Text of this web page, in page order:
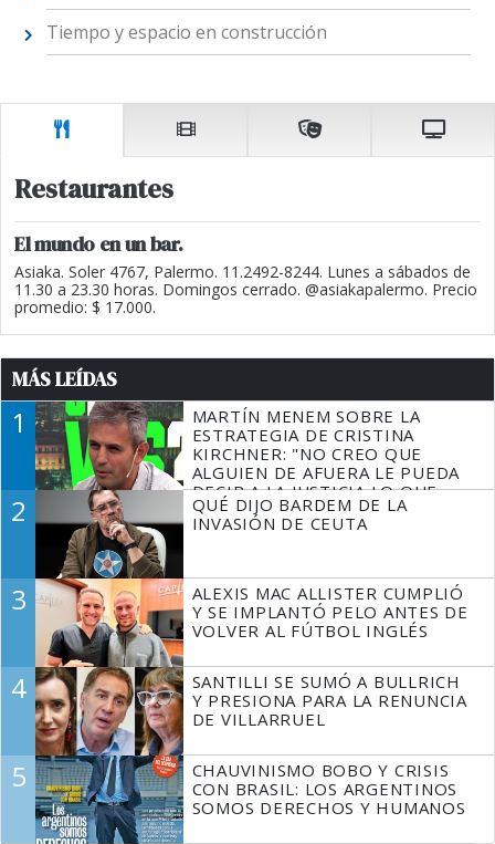
Tiempo y espacio en construcción
Restaurantes
El mundo en un bar.
Asiaka. Soler 4767, Palermo. 11.2492-8244. Lunes a sábados de
11.30 a 23.30 horas. Domingos cerrado. @asiakapalermo. Precio
promedio: $ 17.000.
MÁS LEÍDAS
1
MARTÍN MENEM SOBRE LA
ESTRATEGIA DE CRISTINA
KIRCHNER: "NO CREO QUE
ALGUIEN DE AFUERA LE PUEDA
DECIR A LA JUSTICIA LO QUE
TIENE QUE HACER"
2
QUÉ DIJO BARDEM DE LA
INVASIÓN DE CEUTA
3
ALEXIS MAC ALLISTER CUMPLIÓ
Y SE IMPLANTÓ PELO ANTES DE
VOLVER AL FÚTBOL INGLÉS
4
SANTILLI SE SUMÓ A BULLRICH
Y PRESIONA PARA LA RENUNCIA
DE VILLARRUEL
5
CHAUVINISMO BOBO Y CRISIS
CON BRASIL: LOS ARGENTINOS
SOMOS DERECHOS Y HUMANOS